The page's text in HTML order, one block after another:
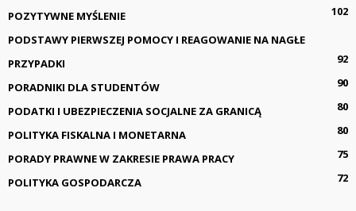
POZYTYWNE MYŚLENIE
102
PODSTAWY PIERWSZEJ POMOCY I REAGOWANIE NA NAGŁE
PRZYPADKI
92
PORADNIKI DLA STUDENTÓW
90
PODATKI I UBEZPIECZENIA SOCJALNE ZA GRANICĄ
80
POLITYKA FISKALNA I MONETARNA
80
PORADY PRAWNE W ZAKRESIE PRAWA PRACY
75
POLITYKA GOSPODARCZA
72